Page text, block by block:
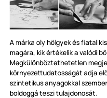
A márka oly hölgyek és fiatal
magára, kik értékelik a valódi
Megkülönböztethetetlen
környezettudatosságát adja
szintetikus anyagokkal
boldoggá teszi tulajdonosát.